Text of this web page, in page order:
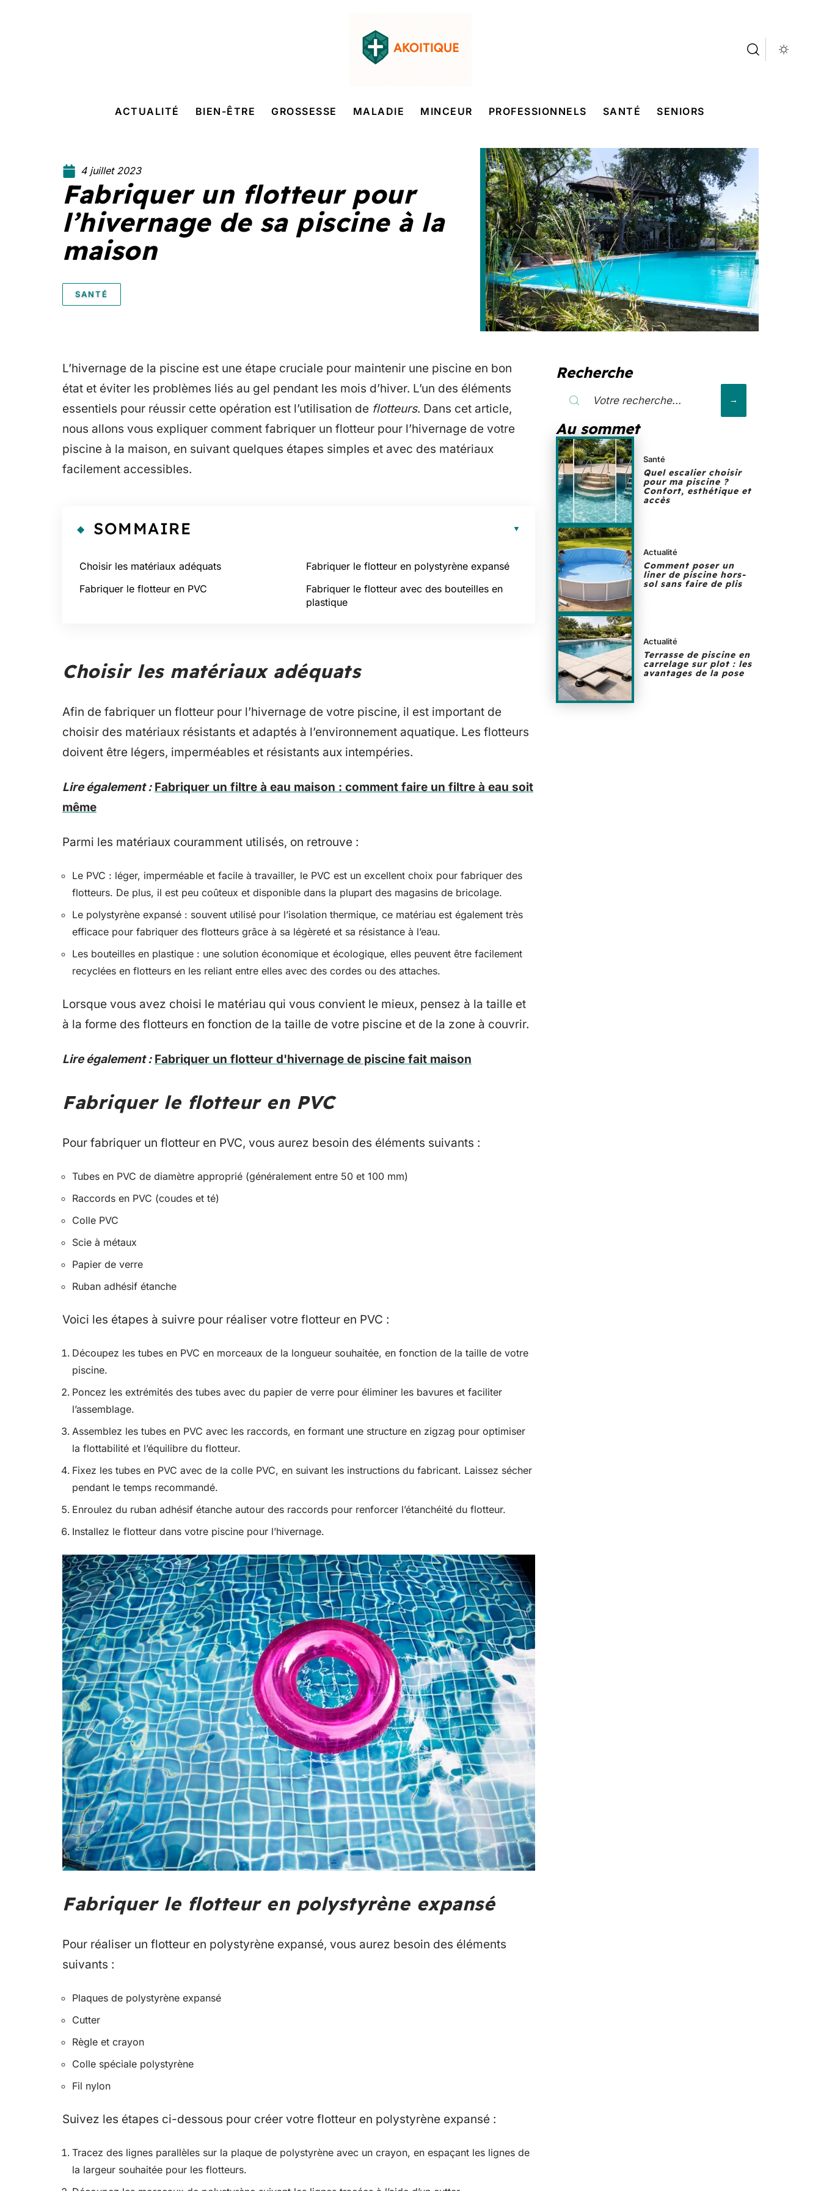
ACTUALITÉ BIEN-ÊTRE GROSSESSE MALADIE MINCEUR PROFESSIONNELS SANTÉ SENIORS
4 juillet 2023
Fabriquer un flotteur pour
l’hivernage de sa piscine à la
maison
SANTÉ
L’hivernage de la piscine est une étape cruciale pour maintenir une piscine en bon
état et éviter les problèmes liés au gel pendant les mois d’hiver. L’un des éléments
essentiels pour réussir cette opération est l’utilisation de flotteurs. Dans cet article,
nous allons vous expliquer comment fabriquer un flotteur pour l’hivernage de votre
piscine à la maison, en suivant quelques étapes simples et avec des matériaux
facilement accessibles.
SOMMAIRE
Choisir les matériaux adéquats
Fabriquer le flotteur en PVC
Fabriquer le flotteur en polystyrène expansé
Fabriquer le flotteur avec des bouteilles en
plastique
Choisir les matériaux adéquats
Afin de fabriquer un flotteur pour l’hivernage de votre piscine, il est important de
choisir des matériaux résistants et adaptés à l’environnement aquatique. Les flotteurs
doivent être légers, imperméables et résistants aux intempéries.
Lire également : Fabriquer un filtre à eau maison : comment faire un filtre à eau soit
même
Parmi les matériaux couramment utilisés, on retrouve :
Le PVC : léger, imperméable et facile à travailler, le PVC est un excellent choix pour fabriquer des
flotteurs. De plus, il est peu coûteux et disponible dans la plupart des magasins de bricolage.
Le polystyrène expansé : souvent utilisé pour l’isolation thermique, ce matériau est également très
efficace pour fabriquer des flotteurs grâce à sa légèreté et sa résistance à l’eau.
Les bouteilles en plastique : une solution économique et écologique, elles peuvent être facilement
recyclées en flotteurs en les reliant entre elles avec des cordes ou des attaches.
Lorsque vous avez choisi le matériau qui vous convient le mieux, pensez à la taille et
à la forme des flotteurs en fonction de la taille de votre piscine et de la zone à couvrir.
Lire également : Fabriquer un flotteur d'hivernage de piscine fait maison
Fabriquer le flotteur en PVC
Pour fabriquer un flotteur en PVC, vous aurez besoin des éléments suivants :
Tubes en PVC de diamètre approprié (généralement entre 50 et 100 mm)
Raccords en PVC (coudes et té)
Colle PVC
Scie à métaux
Papier de verre
Ruban adhésif étanche
Voici les étapes à suivre pour réaliser votre flotteur en PVC :
Découpez les tubes en PVC en morceaux de la longueur souhaitée, en fonction de la taille de votre
piscine.
Poncez les extrémités des tubes avec du papier de verre pour éliminer les bavures et faciliter
l’assemblage.
Assemblez les tubes en PVC avec les raccords, en formant une structure en zigzag pour optimiser
la flottabilité et l’équilibre du flotteur.
Fixez les tubes en PVC avec de la colle PVC, en suivant les instructions du fabricant. Laissez sécher
pendant le temps recommandé.
Enroulez du ruban adhésif étanche autour des raccords pour renforcer l’étanchéité du flotteur.
Installez le flotteur dans votre piscine pour l’hivernage.
Fabriquer le flotteur en polystyrène expansé
Pour réaliser un flotteur en polystyrène expansé, vous aurez besoin des éléments
suivants :
Plaques de polystyrène expansé
Cutter
Règle et crayon
Colle spéciale polystyrène
Fil nylon
Suivez les étapes ci-dessous pour créer votre flotteur en polystyrène expansé :
Tracez des lignes parallèles sur la plaque de polystyrène avec un crayon, en espaçant les lignes de
la largeur souhaitée pour les flotteurs.
Recherche
Au sommet
Santé
Quel escalier choisir
pour ma piscine ?
Confort, esthétique et
accès
Actualité
Comment poser un
liner de piscine hors-
sol sans faire de plis
Actualité
Terrasse de piscine en
carrelage sur plot : les
avantages de la pose